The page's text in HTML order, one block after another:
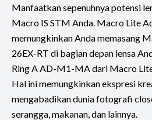
Manfaatkan sepenuhnya potensi
Macro IS STM Anda. Macro Lite
memungkinkan Anda memasang
26EX-RT di bagian depan lensa
Ring A AD-M1-MA dari Macro
Hal ini memungkinkan ekspresi
mengabadikan dunia fotografi
serangga, makanan, dan lainnya.